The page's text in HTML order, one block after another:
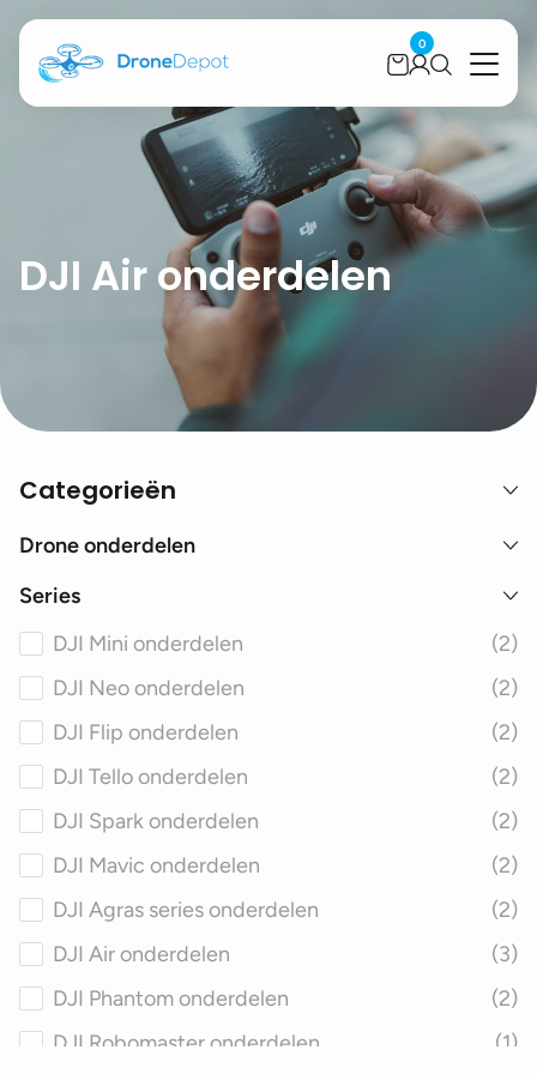
0
DJI Air onderdelen
Categorieën
Drone onderdelen
Series
DJI Mini onderdelen
(2)
DJI Neo onderdelen
(2)
DJI Flip onderdelen
(2)
DJI Tello onderdelen
(2)
DJI Spark onderdelen
(2)
DJI Mavic onderdelen
(2)
DJI Agras series onderdelen
(2)
DJI Air onderdelen
(3)
DJI Phantom onderdelen
(2)
DJI Robomaster onderdelen
(1)